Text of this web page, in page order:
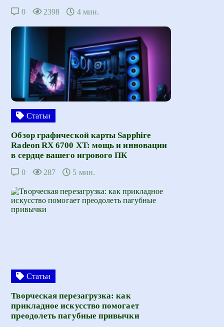
0 2398 4 мин.
Статьи
Обзор графической карты Sapphire
Radeon RX 6700 XT: мощь и инновации
в сердце вашего игрового ПК
0 287 5 мин.
Статьи
Творческая перезагрузка: как
прикладное искусство помогает
преодолеть пагубные привычки